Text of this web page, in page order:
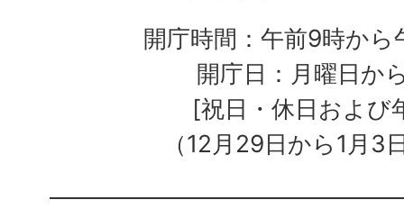
開庁時間：午前9時か
開庁日：月曜日か
[祝日・休日および
（12月29日から1月3